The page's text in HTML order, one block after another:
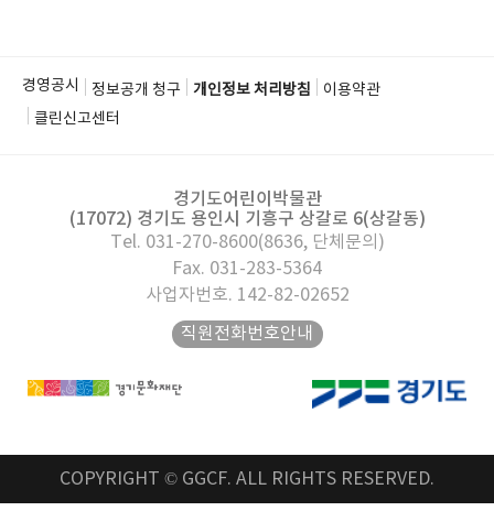
경영공시 정보공개 청구 개인정보 처리방침
이용약관
클린신고센터
경기도어린이박물관
(17072) 경기도 용인시 기흥구 상갈로 6(상갈동)
Tel. 031-270-8600(8636, 단체문의)
Fax. 031-283-5364
사업자번호. 142-82-02652
직원전화번호안내
COPYRIGHT © GGCF. ALL RIGHTS RESERVED.